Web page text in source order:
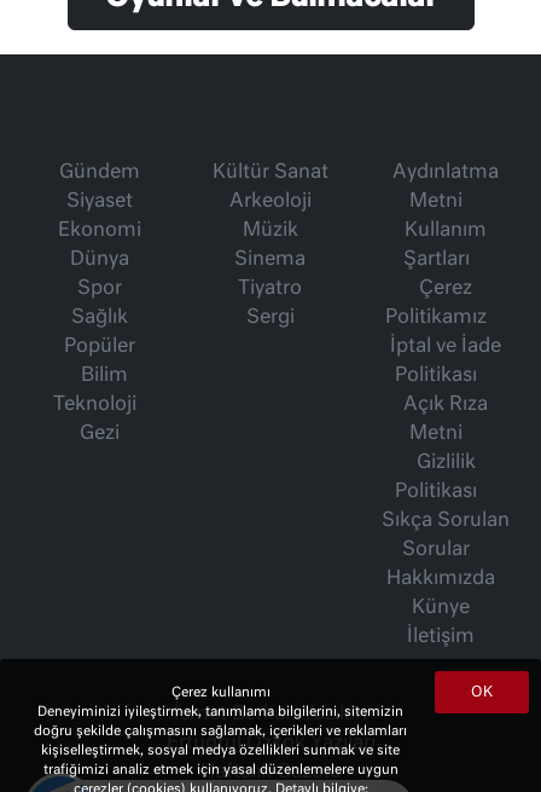
Gündem
Siyaset
Ekonomi
Dünya
Spor
Sağlık
Popüler
Bilim
Teknoloji
Gezi
Kültür Sanat
Arkeoloji
Müzik
Sinema
Tiyatro
Sergi
Aydınlatma
Metni
Kullanım
Şartları
Çerez
Politikamız
İptal ve İade
Politikası
Açık Rıza
Metni
Gizlilik
Politikası
Sıkça Sorulan
Sorular
Hakkımızda
Künye
İletişim
İsmet Berkan Yazıları
Ertuğrul Özkök Yazıları
Haftalık Gazete
OK
Çerez kullanımı
Deneyiminizi iyileştirmek, tanımlama bilgilerini, sitemizin
doğru şekilde çalışmasını sağlamak, içerikleri ve reklamları
kişiselleştirmek, sosyal medya özellikleri sunmak ve site
trafiğimizi analiz etmek için yasal düzenlemelere uygun
çerezler (cookies) kullanıyoruz. Detaylı bilgiye;